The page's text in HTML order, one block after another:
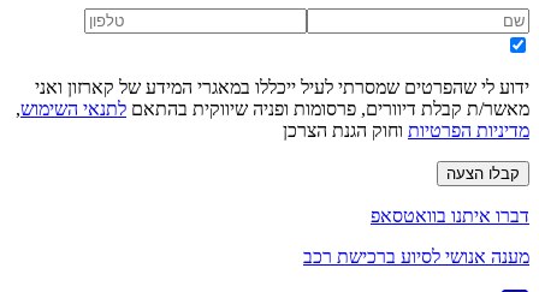
ידוע לי שהפרטים שמסרתי לעיל ייכללו במאגרי המידע של קארזון ואני
מאשר/ת קבלת דיוורים, פרסומות ופניה שיווקית בהתאם לתנאי השימוש,
מדיניות הפרטיות וחוק הגנת הצרכן
קבלו הצעה
דברו איתנו בוואטסאפ
מענה אנושי לסיוע ברכישת רכב